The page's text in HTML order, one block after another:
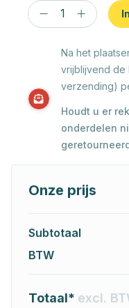
Na het
vrijblijvend de
verzending)
Houdt u er
onderdelen
Onze prijs
Subtotaal
BTW
Totaal* excl.